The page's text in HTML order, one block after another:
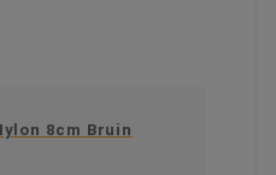
8cm Bruin